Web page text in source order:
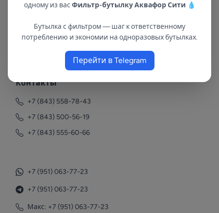
В республиках Татарстан и Марий Эл
с 2002 года.
Контакты
+7 (843) 558-78-43
+7 (843) 500-56-19
+7 (843) 555-60-66
+7 (951) 063-77-23
+7 (951) 063-77-23
Макс: +7 (951) 063-77-23
одному из вас Фильтр-бутылку Аквафор Сити 💧
Бутылка с фильтром — шаг к ответственному
потреблению и экономии на одноразовых бутылках.
Перейти в Telegram